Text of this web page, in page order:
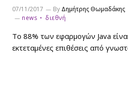
07/11/2017 By Δημήτρης Θωμαδάκης
news
διεθνή
Το 88% των εφαρμογών Java
εκτεταμένες επιθέσεις από